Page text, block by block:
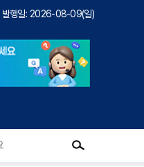
발행일: 2026-08-09(일)